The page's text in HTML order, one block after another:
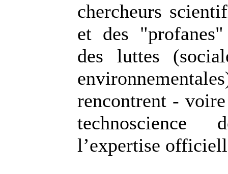
chercheurs
et des "profanes"
des luttes
rencontrent -
technoscience
l’expertise